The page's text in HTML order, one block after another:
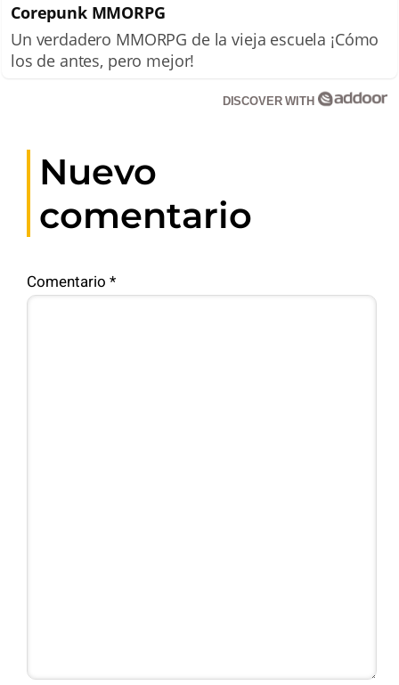
Corepunk MMORPG
Un verdadero MMORPG de la vieja escuela ¡Cómo
los de antes, pero mejor!
DISCOVER WITH
Nuevo
comentario
Comentario *